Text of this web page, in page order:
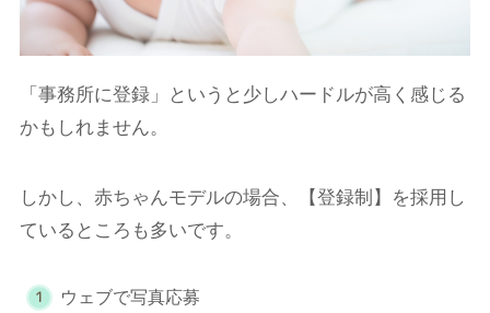
「事務所に登録」というと少しハードルが高く感じる
かもしれません。
しかし、赤ちゃんモデルの場合、【登録制】を採用し
ているところも多いです。
ウェブで写真応募